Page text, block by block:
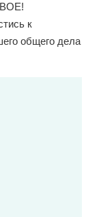
к
общего дела